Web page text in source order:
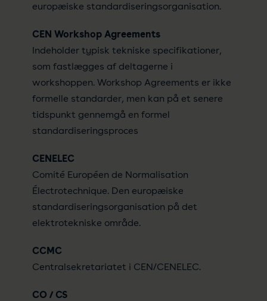
europæiske standardiseringsorganisation.
CEN Workshop Agreements
Indeholder typisk tekniske specifikationer,
som fastlægges af deltagerne i
workshoppen. Workshop Agreements er ikke
formelle standarder, men kan på et senere
tidspunkt gennemgå en formel
standardiseringsproces
CENELEC
Comité Européen de Normalisation
Électrotechnique. Den europæiske
standardiseringsorganisation på det
elektrotekniske område.
CCMC
Centralsekretariatet i CEN/CENELEC.
CO / CS